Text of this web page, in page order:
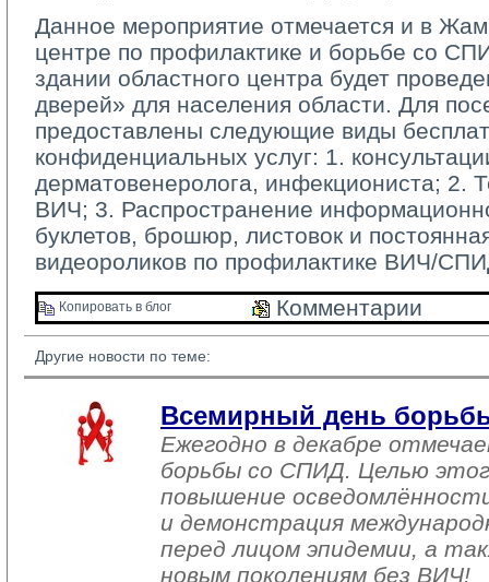
Данное мероприятие отмечается и в
центре по профилактике и борьбе со
здании областного центра будет
дверей» для населения области. Для
предоставлены следующие виды
конфиденциальных услуг: 1.
дерматовенеролога, инфекциониста; 2.
ВИЧ; 3. Распространение
буклетов, брошюр, листовок и
видеороликов по профилактике ВИЧ/
Копировать в блог Комментарии
Другие новости по теме:
Всемирный день
Ежегодно в декабре
борьбы со СПИД. Целью
повышение
и демонстрация
перед лицом эпидемии, а
новым поколениям без ВИЧ!